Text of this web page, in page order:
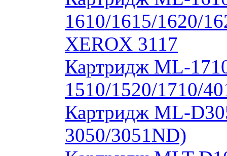
1610/1615/1620/
XEROX 3117
Картридж ML-
1510/1520/1710/
Картридж ML-
3050/3051ND)